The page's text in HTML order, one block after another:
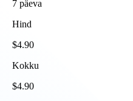
7 päeva
Hind
$4.90
Kokku
$4.90